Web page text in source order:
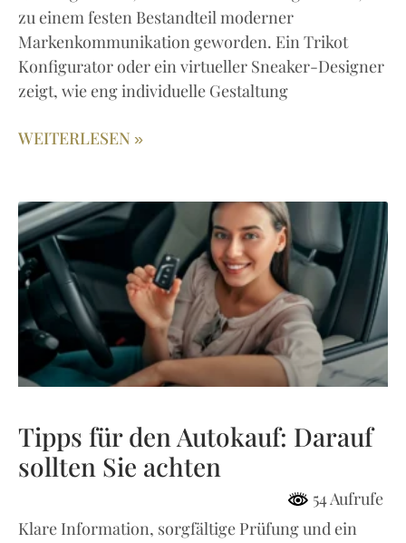
zu einem festen Bestandteil moderner
Markenkommunikation geworden. Ein Trikot
Konfigurator oder ein virtueller Sneaker-Designer
zeigt, wie eng individuelle Gestaltung
WEITERLESEN »
Tipps für den Autokauf: Darauf
sollten Sie achten
54 Aufrufe
Klare Information, sorgfältige Prüfung und ein